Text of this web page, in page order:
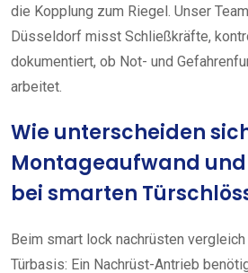
die Kopplung zum Riegel. Unser
Düsseldorf misst Schließkräfte,
dokumentiert, ob Not- und
arbeitet.
Wie unterscheiden
Montageaufwand
bei smarten
Beim smart lock nachrüsten
Türbasis: Ein Nachrüst-Antrieb